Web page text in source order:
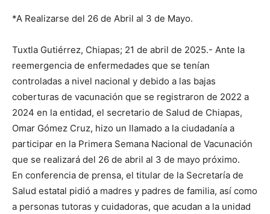
*A Realizarse del 26 de Abril al 3 de Mayo.
Tuxtla Gutiérrez, Chiapas; 21 de abril de 2025.- Ante la
reemergencia de enfermedades que se tenían
controladas a nivel nacional y debido a las bajas
coberturas de vacunación que se registraron de 2022 a
2024 en la entidad, el secretario de Salud de Chiapas,
Omar Gómez Cruz, hizo un llamado a la ciudadanía a
participar en la Primera Semana Nacional de Vacunación
que se realizará del 26 de abril al 3 de mayo próximo.
En conferencia de prensa, el titular de la Secretaría de
Salud estatal pidió a madres y padres de familia, así como
a personas tutoras y cuidadoras, que acudan a la unidad